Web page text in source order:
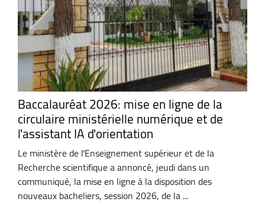
Baccalauréat 2026: mise en ligne de la
circulaire ministérielle numérique et de
l'assistant IA d'orientation
Le ministère de l'Enseignement supérieur et de la
Recherche scientifique a annoncé, jeudi dans un
communiqué, la mise en ligne à la disposition des
nouveaux bacheliers, session 2026, de la ...